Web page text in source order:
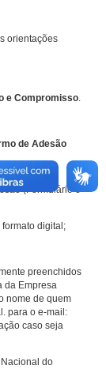
orientações
e Compromisso.
de Adesão
(Formulário e
digital;
preenchidos
da Empresa
nome de quem
para o e-mail:
caso seja
do